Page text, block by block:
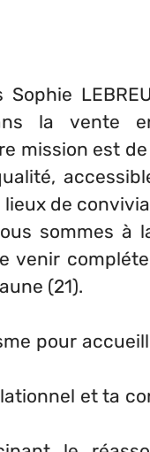
la vente
mission est
de
sommes à
venir
(21).
pour
et ta